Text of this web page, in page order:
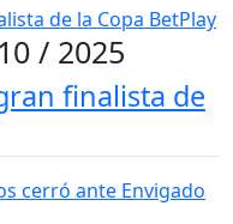
/ 2025
finalista de